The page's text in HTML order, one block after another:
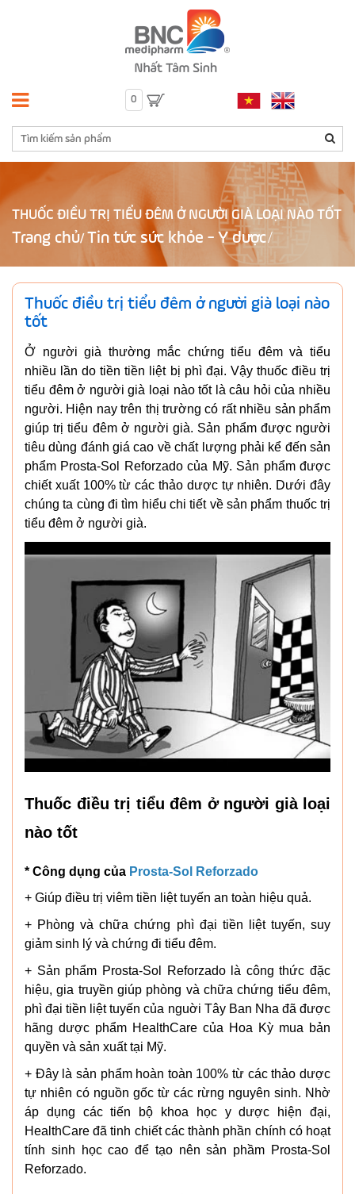
0
THUỐC ĐIỀU TRỊ TIỂU ĐÊM Ở NGƯỜI GIÀ LOẠI NÀO TỐT
Trang chủ/ Tin tức sức khỏe - Y dược
Thuốc điều trị tiểu đêm ở người già loại nào
tốt
Ở người già thường mắc chứng tiểu đêm và tiểu
nhiều lần do tiền tiền liệt bị phì đại. Vậy thuốc điều trị
tiểu đêm ở người già loại nào tốt là câu hỏi của nhiều
người. Hiện nay trên thị trường có rất nhiều sản phẩm
giúp trị tiểu đêm ở người già. Sản phẩm được người
tiêu dùng đánh giá cao về chất lượng phải kể đến sản
phẩm Prosta-Sol Reforzado của Mỹ. Sản phẩm được
chiết xuất 100% từ các thảo dược tự nhiên. Dưới đây
chúng ta cùng đi tìm hiểu chi tiết về sản phẩm thuốc trị
tiểu đêm ở người già.
Thuốc điều trị tiểu đêm ở người già loại
nào tốt
* Công dụng của Prosta-Sol Reforzado
+ Giúp điều trị viêm tiền liệt tuyến an toàn hiệu quả.
+ Phòng và chữa chứng phì đại tiền liệt tuyến, suy
giảm sinh lý và chứng đi tiểu đêm.
+ Sản phẩm Prosta-Sol Reforzado là công thức đặc
hiệu, gia truyền giúp phòng và chữa chứng tiểu đêm,
phì đại tiền liệt tuyến của nguời Tây Ban Nha đã được
hãng dược phẩm HealthCare của Hoa Kỳ mua bản
quyền và sản xuất tại Mỹ.
+ Đây là sản phẩm hoàn toàn 100% từ các thảo dược
tự nhiên có nguồn gốc từ các rừng nguyên sinh. Nhờ
áp dụng các tiến bộ khoa học y dược hiện đại,
HealthCare đã tinh chiết các thành phần chính có hoạt
tính sinh học cao để tạo nên sản phầm Prosta-Sol
Reforzado.